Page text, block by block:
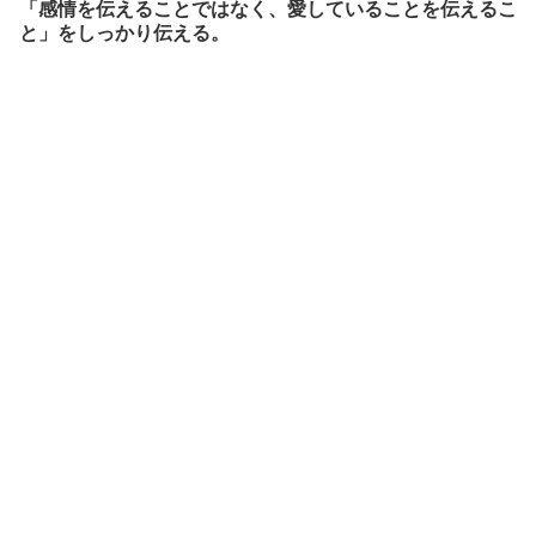
「感情を伝えることではなく、愛していることを伝えるこ
と」をしっかり伝える。